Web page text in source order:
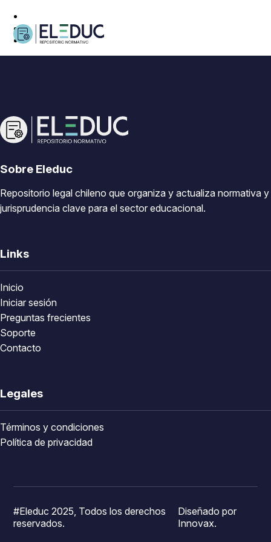
Sobre Eleduc
Repositorio legal chileno que organiza y actualiza normativa y
jurisprudencia clave para el sector educacional.
Links
Inicio
Iniciar sesión
Preguntas frecientes
Soporte
Contacto
Legales
Términos y condiciones
Política de privacidad
#Eleduc 2025, Todos los derechos
reservados.
Diseñado por
Innovax.